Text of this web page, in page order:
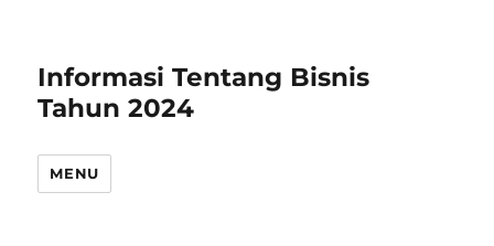
Informasi Tentang Bisnis
Tahun 2024
MENU